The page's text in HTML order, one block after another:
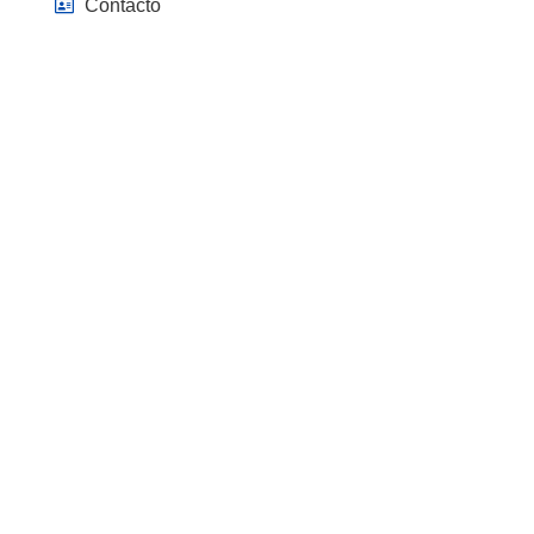
Contacto